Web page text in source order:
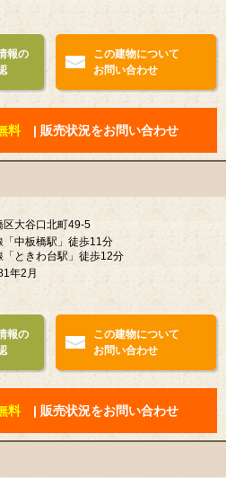
報の
この建物について
お問い合わせ
料 | 販売状況をお問い合わせ
区大谷口北町49-5
「中板橋駅」徒歩11分
「ときわ台駅」徒歩12分
年2月
報の
この建物について
お問い合わせ
料 | 販売状況をお問い合わせ